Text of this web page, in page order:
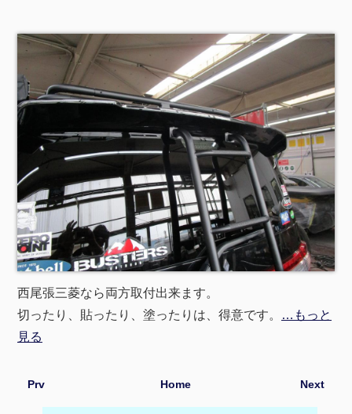
西尾張三菱なら両方取付出来ます。
切ったり、貼ったり、塗ったりは、得意です。
…もっと
見る
Prv Next
Home